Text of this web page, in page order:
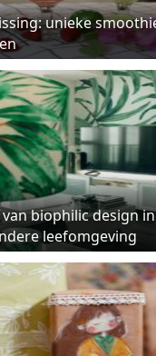
unieke
biophilic design
leefomgeving